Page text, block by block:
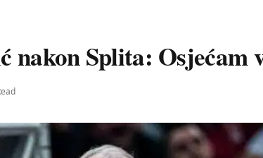
nakon Splita: Osjećam